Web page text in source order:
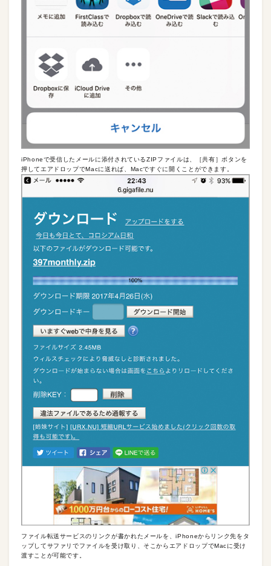
iPhoneで受信したメールに添付されているZIPファイルは、［共有］ボタンを
押してエアドロップでMacに送れば、Macですぐに開くことができます。
ファイル転送サービスのリンクが書かれたメールを、iPhoneからリンク先をタ
ップしてサファリでファイルを受け取り、そこからエアドロップでMacに受け
渡すことが可能です。